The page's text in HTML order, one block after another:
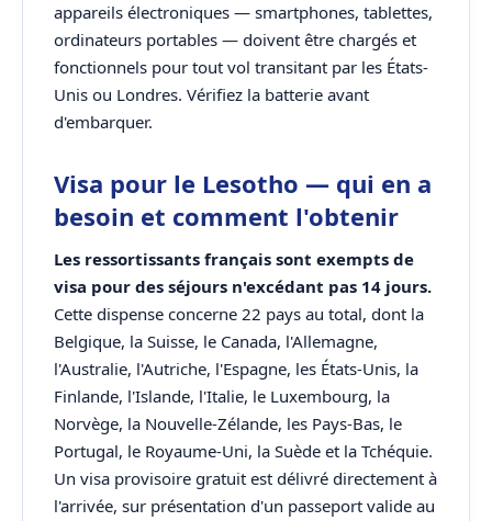
appareils électroniques — smartphones, tablettes,
ordinateurs portables — doivent être chargés et
fonctionnels pour tout vol transitant par les États-
Unis ou Londres. Vérifiez la batterie avant
d'embarquer.
Visa pour le Lesotho — qui en a
besoin et comment l'obtenir
Les ressortissants français sont exempts de
visa pour des séjours n'excédant pas 14 jours.
Cette dispense concerne 22 pays au total, dont la
Belgique, la Suisse, le Canada, l'Allemagne,
l'Australie, l'Autriche, l'Espagne, les États-Unis, la
Finlande, l'Islande, l'Italie, le Luxembourg, la
Norvège, la Nouvelle-Zélande, les Pays-Bas, le
Portugal, le Royaume-Uni, la Suède et la Tchéquie.
Un visa provisoire gratuit est délivré directement à
l'arrivée, sur présentation d'un passeport valide au